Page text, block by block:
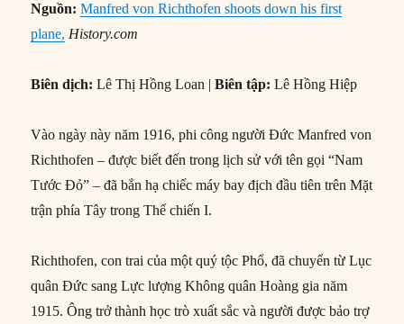
Nguồn:Manfred von Richthofen shoots down his first
plane, History.com
Biên dịch: Lê Thị Hồng Loan |Biên tập:Lê Hồng Hiệp
Vào ngày này năm 1916, phi công người Đức Manfred von
Richthofen – được biết đến trong lịch sử với tên gọi “Nam
Tước Đỏ” – đã bắn hạ chiếc máy bay địch đầu tiên trên Mặt
trận phía Tây trong Thế chiến I.
Richthofen, con trai của một quý tộc Phổ, đã chuyển từ Lục
quân Đức sang Lực lượng Không quân Hoàng gia năm
1915. Ông trở thành học trò xuất sắc và người được bảo trợ